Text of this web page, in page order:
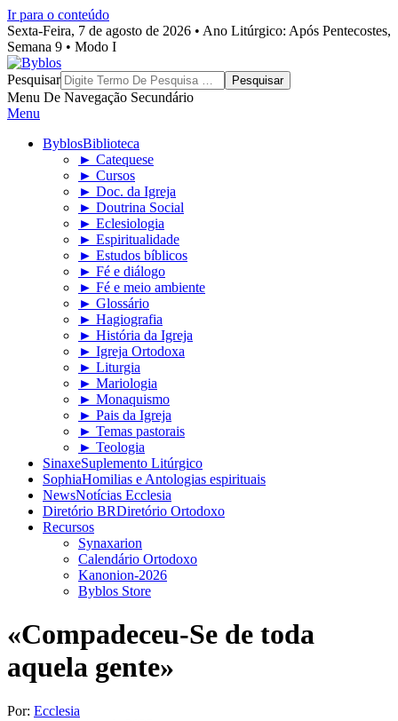
Ir para o conteúdo
Sexta-Feira, 7 de agosto de 2026 • Ano Litúrgico: Após Pentecostes,
Semana 9 • Modo I
Byblos
Pesquisar
Menu De Navegação Secundário
Menu
ByblosBiblioteca
► Catequese
► Cursos
► Doc. da Igreja
► Doutrina Social
► Eclesiologia
► Espiritualidade
► Estudos bíblicos
► Fé e diálogo
► Fé e meio ambiente
► Glossário
► Hagiografia
► História da Igreja
► Igreja Ortodoxa
► Liturgia
► Mariologia
► Monaquismo
► Pais da Igreja
► Temas pastorais
► Teologia
SinaxeSuplemento Litúrgico
SophiaHomilias e Antologias espirituais
NewsNotícias Ecclesia
Diretório BRDiretório Ortodoxo
Recursos
Synaxarion
Calendário Ortodoxo
Kanonion-2026
Byblos Store
«Compadeceu-Se de toda
aquela gente»
Por: Ecclesia